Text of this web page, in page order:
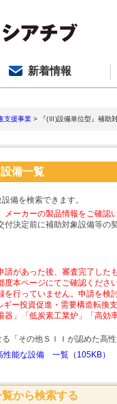
新着情報
支援事業 > 『(Ⅲ)設備単位型』補助
備一覧
備を検索できます。
ーカーの製品情報をご確認
決定前に補助対象設備等の
があった後、審査完了した
度本ページにてご確認くださ
行っていません。申請を検
ー投資促進・需要構造転換
器」「低炭素工業炉」「高
「その他ＳＩＩが認めた高
性能な設備 一覧（105KB）
から検索する